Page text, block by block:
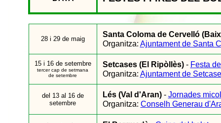
28 i 29 de maig
Santa Coloma de Cervelló
Organitza: Ajuntament de Santa
15 i 16 de setembre
tercer cap de setmana
de setembre
Setcases (El Ripòllès)- Festa
Organitza: Ajuntament de
del 13 al 16 de
setembre
Lés (Val d'Aran)- Jornades
Organitza: Conselh Generau